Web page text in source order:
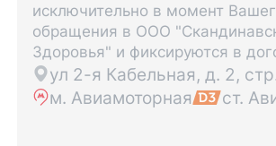
исключительно в момент
обращения в ООО
Здоровья" и фиксируются в
ул 2-я Кабельная, д. 2,
м. Авиамоторная
ст.